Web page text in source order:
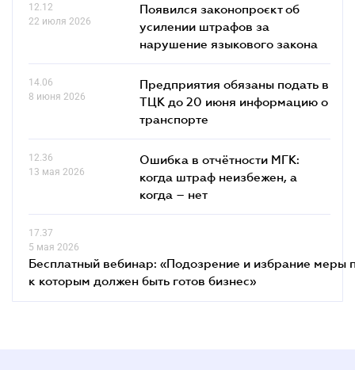
12.12
22 июля 2026
Появился законопроєкт об
усилении штрафов за
нарушение языкового закона
14.06
8 июня 2026
Предприятия обязаны подать в
ТЦК до 20 июня информацию о
транспорте
12.36
13 мая 2026
Ошибка в отчётности МГК:
когда штраф неизбежен, а
когда – нет
17.37
5 мая 2026
Бесплатный вебинар: «Подозрение и избрание меры
к которым должен быть готов бизнес»